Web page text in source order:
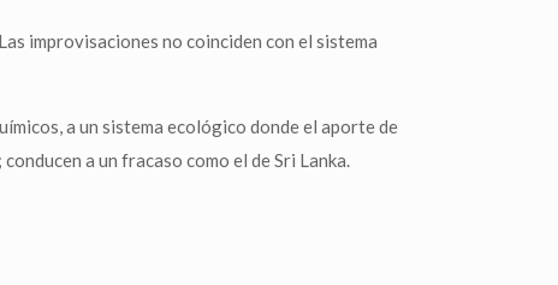
improvisaciones no coinciden con el sistema
a un sistema ecológico donde el aporte de
a un fracaso como el de Sri Lanka.